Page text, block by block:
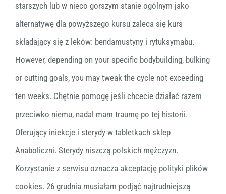
starszych lub w nieco gorszym stanie ogólnym jako
alternatywę dla powyższego kursu zaleca się kurs
składający się z leków: bendamustyny i rytuksymabu.
However, depending on your specific bodybuilding, bulking
or cutting goals, you may tweak the cycle not exceeding
ten weeks. Chętnie pomogę jeśli chcecie działać razem
przeciwko niemu, nadal mam traumę po tej historii.
Oferujący iniekcje i sterydy w tabletkach sklep
Anaboliczni. Sterydy niszczą polskich mężczyzn.
Korzystanie z serwisu oznacza akceptację polityki plików
cookies. 26 grudnia musiałam podjąć najtrudniejszą